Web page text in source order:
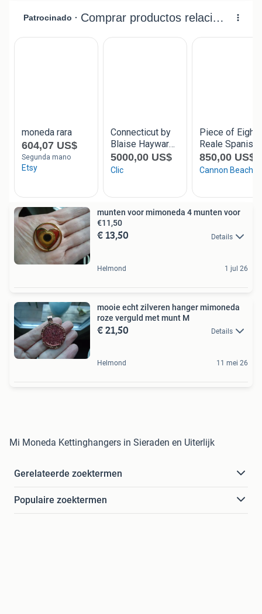
munten voor mimoneda 4 munten voor
€11,50
€ 13,50 Details
Helmond 1 jul 26
mooie echt zilveren hanger mimoneda
roze verguld met munt M
€ 21,50 Details
Helmond 11 mei 26
Mi Moneda Kettinghangers in Sieraden en Uiterlijk
Gerelateerde zoektermen
Populaire zoektermen